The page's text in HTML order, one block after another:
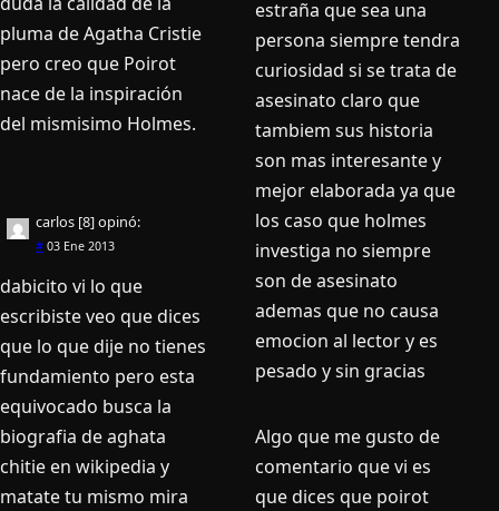
pluma de Agatha Cristie
pero creo que Poirot
nace de la inspiración
del mismisimo Holmes.
carlos [8]opinó:
# 03 Ene 2013
dabicito vi lo que
escribiste veo que dices
que lo que dije no tienes
fundamiento pero esta
equivocado busca la
biografia de aghata
chitie en wikipedia y
matate tu mismo mira
estraña que sea una
persona siempre tendra
curiosidad si se trata de
asesinato claro que
tambiem sus historia
son mas interesante y
mejor elaborada ya que
los caso que holmes
investiga no siempre
son de asesinato
ademas que no causa
emocion al lector y es
pesado y sin gracias
Algo que me gusto de
comentario que vi es
que dices que poirot